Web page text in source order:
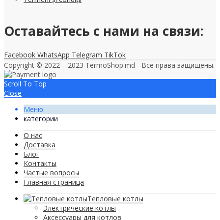
Оставайтесь с нами на связи:
Facebook WhatsApp Telegram TikTok
Copyright © 2022 – 2023 TermoShop.md - Все права защищены.
Scroll To Top
Close
Меню
категории
О нас
Доставка
Блог
Контакты
Частые вопросы
Главная страница
Тепловые котлы
Электрические котлы
Аксессуары для котлов